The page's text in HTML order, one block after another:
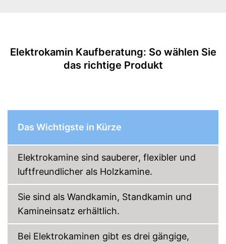
Fernbedienung
Wird dank
Elektrokamin Kaufberatung: So wählen Sie
das richtige Produkt
Das Wichtigste in Kürze
Elektrokamine sind sauberer, flexibler und
luftfreundlicher als Holzkamine.
Sie sind als Wandkamin, Standkamin und
Kamineinsatz erhältlich.
Bei Elektrokaminen gibt es drei gängige,